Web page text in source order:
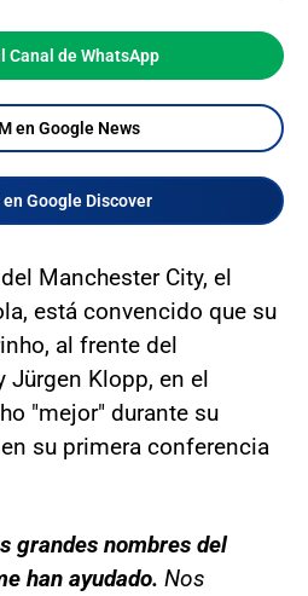
Canal de WhatsApp
en Google News
en Google Discover
Manchester City, el
está convencido que su
al frente del
Jürgen Klopp, en el
"mejor" durante su
su primera conferencia
grandes nombres del
han ayudado. Nos